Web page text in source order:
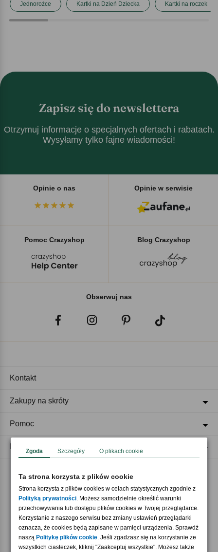
Jednorożce Kartki na Dzień Dziecka Kartki na roczek
Zapisz się do newslettera
Otrzymuj informacje o specjalnych ofertach i rabatach.
Wysyłamy tylko fajne wiadomości!
Opinie o nas Opinie w serwisie
Pomoc Crazyshop Blog Crazyshop
Obserwuj nas
Akceptujemy płatności
Kontakt
Zakupy na skróty
Pomoc
Zgoda Szczegóły O plikach cookie
Ta strona korzysta z plików cookie
Strona korzysta z plików cookies w celach statystycznych zgodnie z
Polityką prywatności. Możesz samodzielnie określić warunki
przechowywania lub dostępu plików cookies w Twojej przeglądarce.
Korzystanie z naszego serwisu bez zmiany ustawień przeglądarki
oznacza, że cookies będą zapisane w pamięci urządzenia. Sprawdź
naszą Politykę plików cookie. Jeśli zgadzasz się na korzystanie ze
wszystkich ciasteczek, kliknij "Zaakceptuj wszystkie". Możesz także